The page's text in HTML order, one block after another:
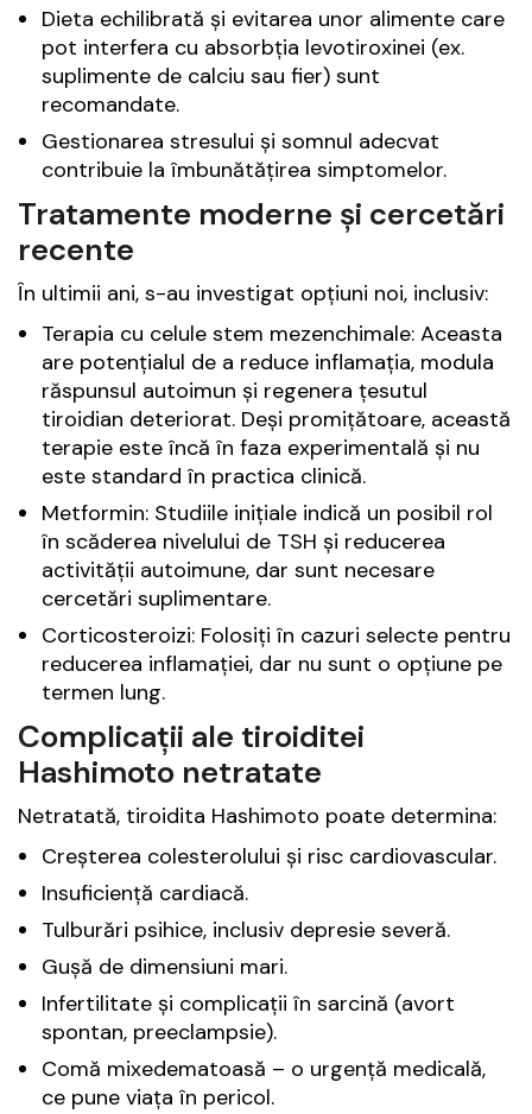
Dieta echilibrată și evitarea unor alimente care
pot interfera cu absorbția levotiroxinei (ex.
suplimente de calciu sau fier) sunt
recomandate.
Gestionarea stresului și somnul adecvat
contribuie la îmbunătățirea simptomelor.
Tratamente moderne și cercetări
recente
În ultimii ani, s-au investigat opțiuni noi, inclusiv:
Terapia cu celule stem mezenchimale: Aceasta
are potențialul de a reduce inflamația, modula
răspunsul autoimun și regenera țesutul
tiroidian deteriorat. Deși promițătoare, această
terapie este încă în faza experimentală și nu
este standard în practica clinică.
Metformin: Studiile inițiale indică un posibil rol
în scăderea nivelului de TSH și reducerea
activității autoimune, dar sunt necesare
cercetări suplimentare.
Corticosteroizi: Folosiți în cazuri selecte pentru
reducerea inflamației, dar nu sunt o opțiune pe
termen lung.
Complicații ale tiroiditei
Hashimoto netratate
Netratată, tiroidita Hashimoto poate determina:
Creșterea colesterolului și risc cardiovascular.
Insuficiență cardiacă.
Tulburări psihice, inclusiv depresie severă.
Gușă de dimensiuni mari.
Infertilitate și complicații în sarcină (avort
spontan, preeclampsie).
Comă mixedematoasă – o urgență medicală,
ce pune viața în pericol.